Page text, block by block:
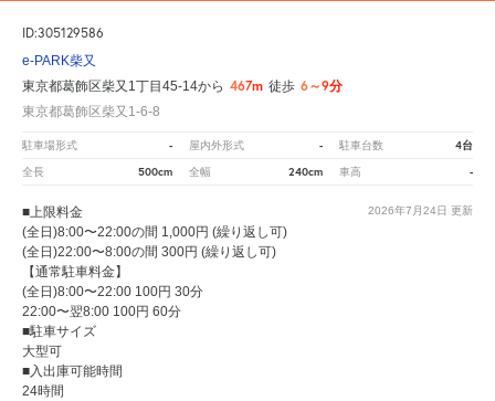
ID:305129586
e-PARK柴又
東京都葛飾区柴又1丁目45-14から 467m 徒歩 6～9分
東京都葛飾区柴又1-6-8
駐車場形式 - 屋内外形式 - 駐車台数 4台
全長 500cm 全幅 240cm 車高 -
2026年7月24日 更新
■上限料金
(全日)8:00〜22:00の間 1,000円 (繰り返し可)
(全日)22:00〜8:00の間 300円 (繰り返し可)
【通常駐車料金】
(全日)8:00〜22:00 100円 30分
22:00〜翌8:00 100円 60分
■駐車サイズ
大型可
■入出庫可能時間
24時間